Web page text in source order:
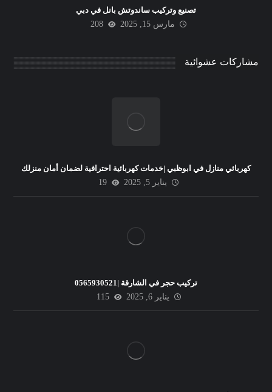
تصنيع وتركيب ساندوتش بانل في دبي
مارس 15, 2025
208
مشاركات عشوائية
كهربائي منازل في ابوظبي |خدمات كهربائية احترافية لضمان أمان منزلك
يناير 5, 2025
19
تركيب حجر في الشارقة |0565930521
يناير 6, 2025
115